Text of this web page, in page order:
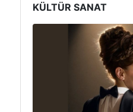
KÜLTÜR SANAT